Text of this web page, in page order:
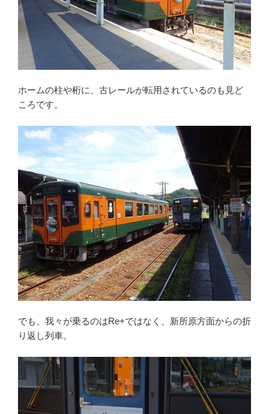
ホームの柱や桁に、古レールが転用されているのも見ど
ころです。
でも、我々が乗るのはRe+ではなく、新所原方面からの折
り返し列車。